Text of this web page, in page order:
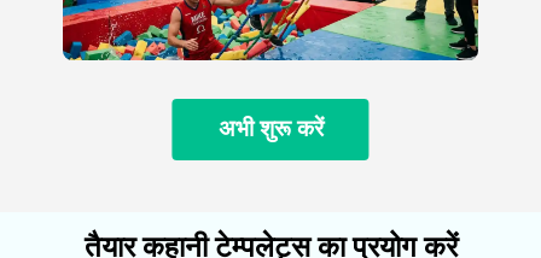
अभी शुरू करें
तैयार कहानी टेम्पलेट्स का प्रयोग करें